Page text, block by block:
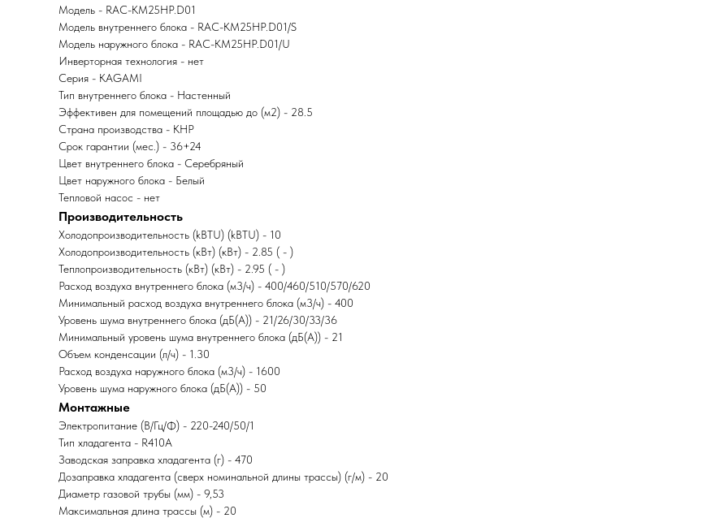
Модель - RAC-KM25HP.D01
Модель внутреннего блока - RAC-KM25HP.D01/S
Модель наружного блока - RAC-KM25HP.D01/U
Инверторная технология - нет
Серия - KAGAMI
Тип внутреннего блока - Настенный
Эффективен для помещений площадью до (м2) - 28.5
Страна производства - КНР
Срок гарантии (мес.) - 36+24
Цвет внутреннего блока - Серебряный
Цвет наружного блока - Белый
Тепловой насос - нет
Производительность
Холодопроизводительность (kBTU) (kBTU) - 10
Холодопроизводительность (кВт) (кВт) - 2.85 ( - )
Теплопроизводительность (кВт) (кВт) - 2.95 ( - )
Расход воздуха внутреннего блока (м3/ч) - 400/460/510/570/620
Минимальный расход воздуха внутреннего блока (м3/ч) - 400
Уровень шума внутреннего блока (дБ(А)) - 21/26/30/33/36
Минимальный уровень шума внутреннего блока (дБ(А)) - 21
Объем конденсации (л/ч) - 1.30
Расход воздуха наружного блока (м3/ч) - 1600
Уровень шума наружного блока (дБ(А)) - 50
Монтажные
Электропитание (В/Гц/Ф) - 220-240/50/1
Тип хладагента - R410A
Заводская заправка хладагента (г) - 470
Дозаправка хладагента (сверх номинальной длины трассы) (г/м) - 20
Диаметр газовой трубы (мм) - 9,53
Максимальная длина трассы (м) - 20